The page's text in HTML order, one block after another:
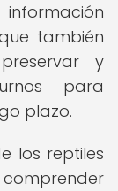
también
y
para
plazo.
los reptiles